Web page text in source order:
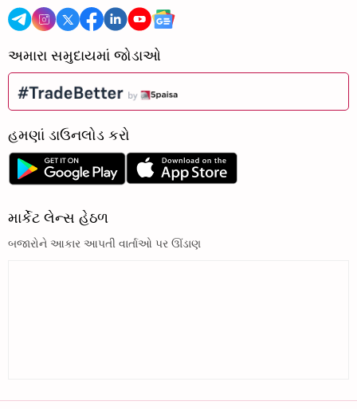
અમારા સમુદાયમાં જોડાઓ
હમણાં ડાઉનલોડ કરો
માર્કેટ લેન્સ હેઠળ
બજારોને આકાર આપતી વાર્તાઓ પર ઊંડાણ